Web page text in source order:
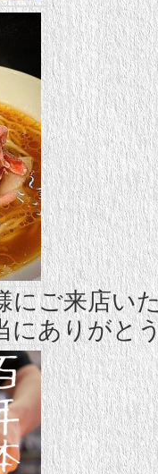
にご来店い
にありがと